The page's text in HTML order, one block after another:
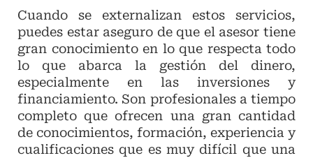
Cuando se externalizan estos servicios,
puedes estar aseguro de que el asesor tiene
gran conocimiento en lo que respecta todo
lo que abarca la gestión del dinero,
especialmente en las inversiones y
financiamiento. Son profesionales a tiempo
completo que ofrecen una gran cantidad
de conocimientos, formación, experiencia y
cualificaciones que es muy difícil que una